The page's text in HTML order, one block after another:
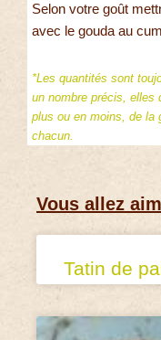
Selon votre goût
avec le gouda au
*Les quantités sont
un nombre précis, elles
plus ou en moins, de la
chacun.
Vous allez
Tatin de